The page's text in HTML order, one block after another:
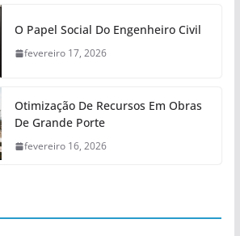
O Papel Social Do Engenheiro Civil
fevereiro 17, 2026
Otimização De Recursos Em Obras
De Grande Porte
fevereiro 16, 2026